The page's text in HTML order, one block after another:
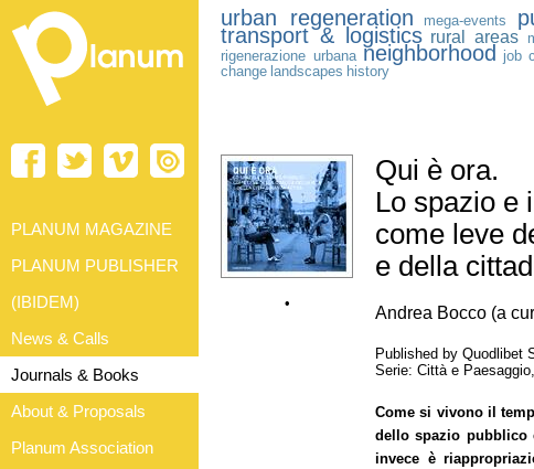
urban regeneration mega-events
transport & logistics rural areas
rigenerazione urbana neighborhood job
change landscapes history
•
Qui è ora.
Lo spazio e
come leve
e della
Andrea Bocco (a
Published by Quodlibet
Serie: Città e
Come si vivono il
dello spazio pubblico
invece è
PLANUM MAGAZINE
PLANUM PUBLISHER
(IBIDEM)
News & Calls
Journals & Books
About & Proposals
Planum Association